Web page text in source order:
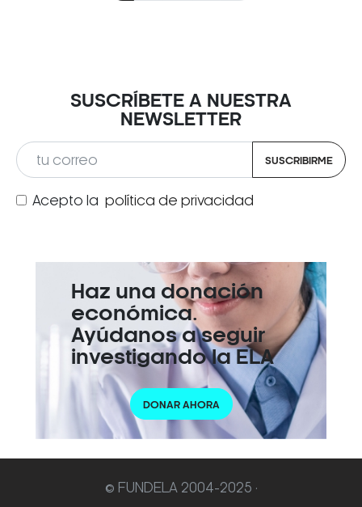
SUSCRÍBETE A NUESTRA
NEWSLETTER
SUSCRIBIRME
Acepto la política de privacidad
Haz una donación
económica.
Ayúdanos a seguir
investigando la ELA
DONAR AHORA
© FUNDELA 2004-2025 ·